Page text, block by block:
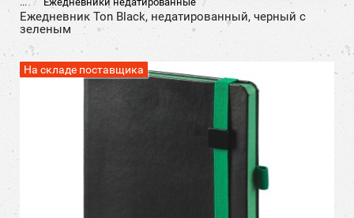
Ежедневник Ton Black, недатированный, черный с
зеленым
На складе поставщика